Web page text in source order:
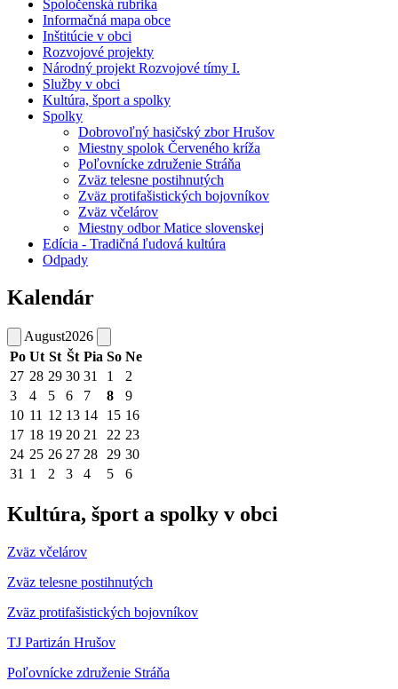
Spoločenská rubrika
Informačná mapa obce
Inštitúcie v obci
Rozvojové projekty
Národný projekt Rozvojové tímy I.
Služby v obci
Kultúra, šport a spolky
Spolky
Dobrovoľný hasičský zbor Hrušov
Miestny spolok Červeného kríža
Poľovnícke združenie Stráňa
Zväz telesne postihnutých
Zväz protifašistických bojovníkov
Zväz včelárov
Miestny odbor Matice slovenskej
Edícia - Tradičná ľudová kultúra
Odpady
Kalendár
August2026
Po Ut St Št Pia So Ne
27 28 29 30 31 1
2
3
4 5 6 7 8
9
10 11 12 13 14 15 16
17 18 19 20 21 22 23
24 25 26 27 28 29 30
31 1 2 3 4 5 6
Kultúra, šport a spolky v obci
Zväz včelárov
Zväz telesne postihnutých
Zväz protifašistických bojovníkov
TJ Partizán Hrušov
Poľovnícke združenie Stráňa